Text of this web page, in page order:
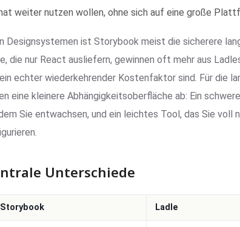
weiter nutzen wollen, ohne sich auf eine große
Designsystemen ist Storybook meist die sicherere
die nur React ausliefern, gewinnen oft mehr aus
echter wiederkehrender Kostenfaktor sind. Für die
eine kleinere Abhängigkeitsoberfläche ab: Ein
Sie entwachsen, und ein leichtes Tool, das Sie voll
Unterschiede
Storybook Ladle